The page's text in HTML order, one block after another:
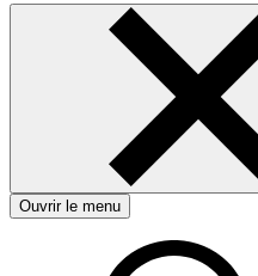
Ouvrir le menu